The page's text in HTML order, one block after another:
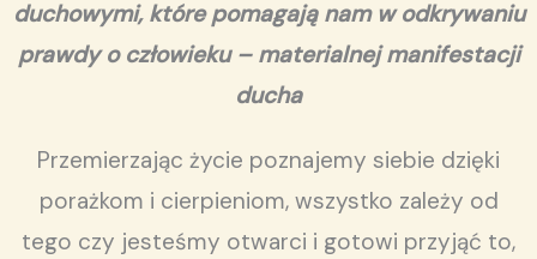
duchowymi, które pomagają nam w odkrywaniu
prawdy o człowieku – materialnej manifestacji
ducha
Przemierzając życie poznajemy siebie dzięki
porażkom i cierpieniom, wszystko zależy od
tego czy jesteśmy otwarci i gotowi przyjąć to,